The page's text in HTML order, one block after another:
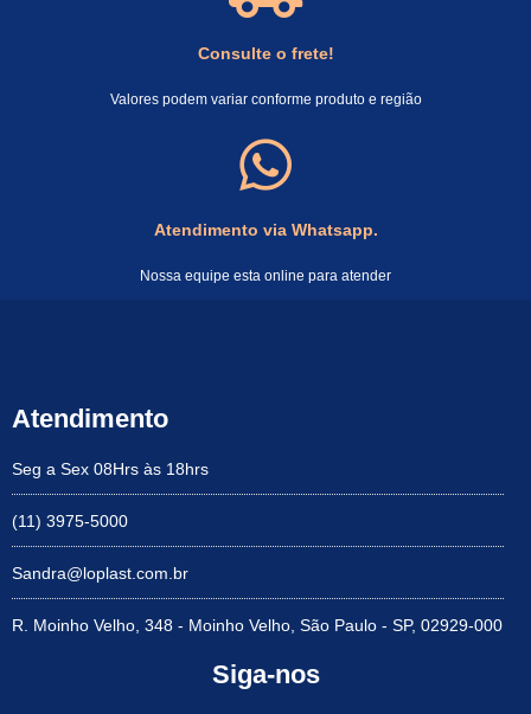
Consulte o frete!
Valores podem variar conforme produto e região
Atendimento via Whatsapp.
Nossa equipe esta online para atender
Atendimento
Seg a Sex 08Hrs às 18hrs
(11) 3975-5000
Sandra@loplast.com.br
R. Moinho Velho, 348 - Moinho Velho, São Paulo - SP, 02929-000
Siga-nos